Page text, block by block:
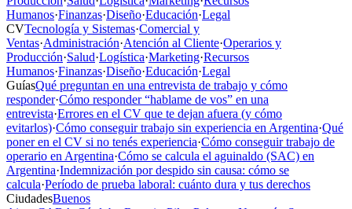
Humanos·Finanzas·Diseño·Educación·Legal
CVTecnología y Sistemas·Comercial y
Ventas·Administración·Atención al Cliente·Operarios y
Producción·Salud·Logística·Marketing·Recursos
Humanos·Finanzas·Diseño·Educación·Legal
GuíasQué preguntan en una entrevista de trabajo y cómo
responder·Cómo responder “hablame de vos” en una
entrevista·Errores en el CV que te dejan afuera (y cómo
evitarlos)·Cómo conseguir trabajo sin experiencia en Argentina·Qué
poner en el CV si no tenés experiencia·Cómo conseguir trabajo de
operario en Argentina·Cómo se calcula el aguinaldo (SAC) en
Argentina·Indemnización por despido sin causa: cómo se
calcula·Período de prueba laboral: cuánto dura y tus derechos
CiudadesBuenos